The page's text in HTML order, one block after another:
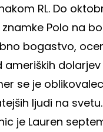
RL. Do
Polo na
bogastvo,
ameriških
se je
ljudi na
je Lauren